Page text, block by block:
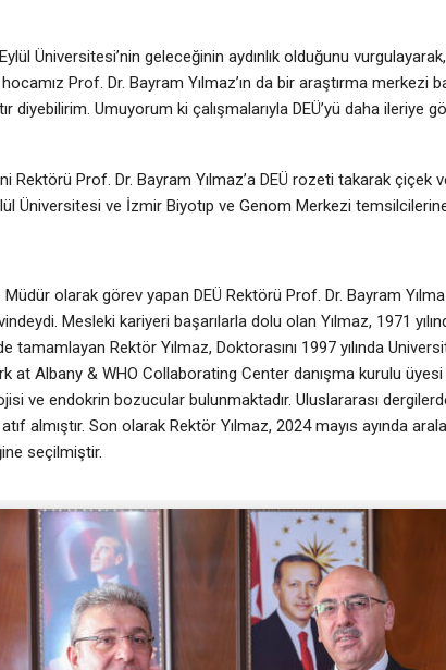
Üniversitesi’nin geleceğinin aydınlık olduğunu
Prof. Dr. Bayram Yılmaz’ın da bir araştırma merkezi
diyebilirim. Umuyorum ki çalışmalarıyla DEÜ’yü daha ileriye
Rektörü Prof. Dr. Bayram Yılmaz’a DEÜ rozeti takarak
Üniversitesi ve İzmir Biyotıp ve Genom Merkezi
olarak görev yapan DEÜ Rektörü Prof. Dr. Bayram
Mesleki kariyeri başarılarla dolu olan Yılmaz, 1971
tamamlayan Rektör Yılmaz, Doktorasını 1997 yılında
Albany & WHO Collaborating Center danışma kurulu üyesi
ve endokrin bozucular bulunmaktadır. Uluslararası
almıştır. Son olarak Rektör Yılmaz, 2024 mayıs ayında
seçilmiştir.